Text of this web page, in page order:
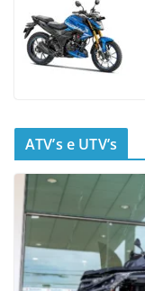
ATV’s e UTV’s